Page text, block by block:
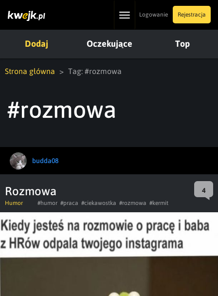
ToggleLogowanie Rejestracja
Dodaj Oczekujące Top
Strona główna Tag: #rozmowa
#rozmowa
budda08
Rozmowa 4
Humor #humor #praca #ciekawostka #rozmowa #kermit